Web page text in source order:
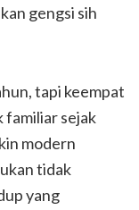
gengsi sih
tapi keempat
familiar sejak
modern
tidak
yang